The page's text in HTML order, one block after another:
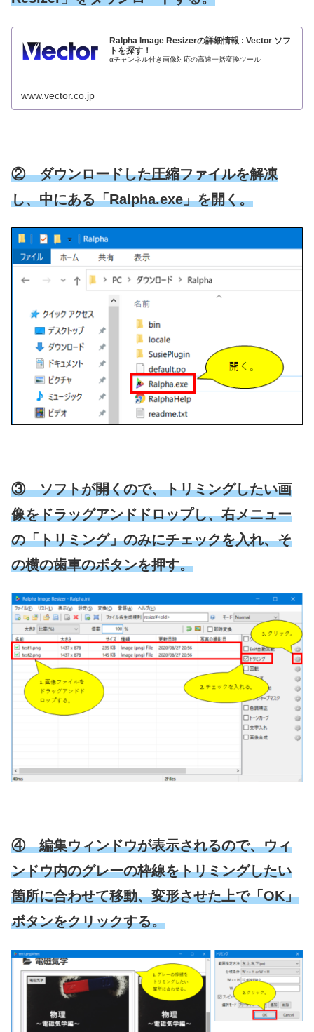
Ralpha Image Resizerの詳細情報 : Vector ソフ
トを探す！
αチャンネル付き画像対応の高速一括変換ツール
www.vector.co.jp
② ダウンロードした圧縮ファイルを解凍
し、中にある「Ralpha.exe」を開く。
③ ソフトが開くので、トリミングしたい画
像をドラッグアンドドロップし、右メニュー
の「トリミング」のみにチェックを入れ、そ
の横の歯車のボタンを押す。
④ 編集ウィンドウが表示されるので、ウィ
ンドウ内のグレーの枠線をトリミングしたい
箇所に合わせて移動、変形させた上で「OK」
ボタンをクリックする。